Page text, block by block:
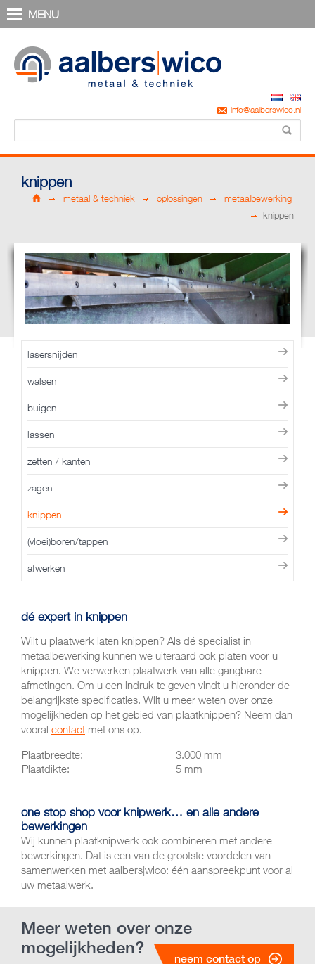
MENU
info@aalberswico.nl
knippen
metaal & techniek oplossingen
metaalbewerking
knippen
lasersnijden
walsen
buigen
lassen
zetten / kanten
zagen
knippen
(vloei)boren/tappen
afwerken
dé expert in knippen
Wilt u plaatwerk laten knippen? Als dé specialist in
metaalbewerking kunnen we uiteraard ook platen voor u
knippen. We verwerken plaatwerk van alle gangbare
afmetingen. Om u een indruk te geven vindt u hieronder de
belangrijkste specificaties. Wilt u meer weten over onze
mogelijkheden op het gebied van plaatknippen? Neem dan
vooral contact met ons op.
Plaatbreedte:
3.000 mm
Plaatdikte:
5 mm
one stop shop voor knipwerk… en alle andere
bewerkingen
Wij kunnen plaatknipwerk ook combineren met andere
bewerkingen. Dat is een van de grootste voordelen van
samenwerken met aalbers|wico: één aanspreekpunt voor al
uw metaalwerk.
Meer weten over onze
mogelijkheden?
neem contact op